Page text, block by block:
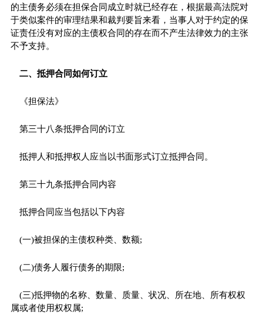
的主债务必须在担保合同成立时就已经存在，根据最高法院对
于类似案件的审理结果和裁判要旨来看，当事人对于约定的保
证责任没有对应的主债权合同的存在而不产生法律效力的主张
不予支持。
二、抵押合同如何订立
《担保法》
第三十八条抵押合同的订立
抵押人和抵押权人应当以书面形式订立抵押合同。
第三十九条抵押合同内容
抵押合同应当包括以下内容
(一)被担保的主债权种类、数额;
(二)债务人履行债务的期限;
(三)抵押物的名称、数量、质量、状况、所在地、所有权权
属或者使用权权属;